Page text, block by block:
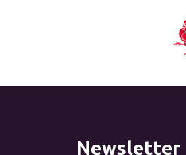
Newsletter